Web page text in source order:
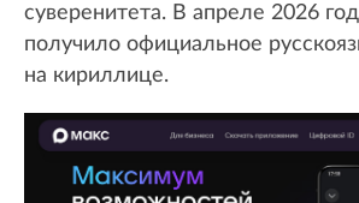
суверенитета. В апреле 2026
получило официальное
на кириллице.